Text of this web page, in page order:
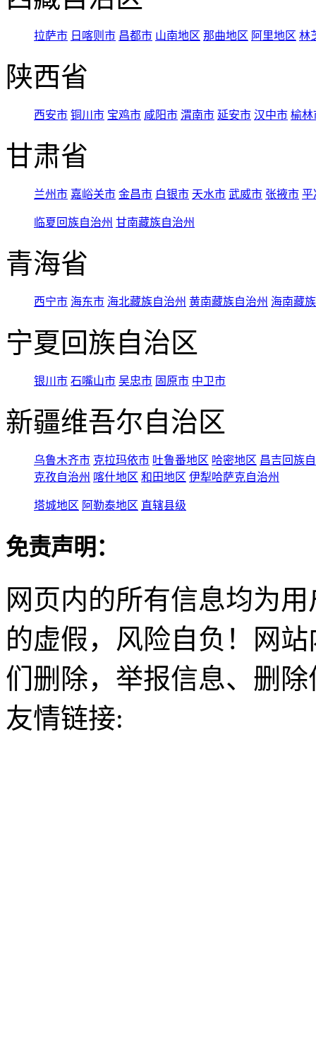
拉萨市 日喀则市 昌都市 山南地区 那曲地区 阿里地区 林
陕西省
西安市 铜川市 宝鸡市 咸阳市 渭南市 延安市 汉中市 榆林
甘肃省
兰州市 嘉峪关市 金昌市 白银市 天水市 武威市 张掖市 平
临夏回族自治州 甘南藏族自治州
青海省
西宁市 海东市 海北藏族自治州 黄南藏族自治州 海南藏
宁夏回族自治区
银川市 石嘴山市 吴忠市 固原市 中卫市
新疆维吾尔自治区
乌鲁木齐市 克拉玛依市 吐鲁番地区 哈密地区 昌吉回族
克孜自治州 喀什地区 和田地区 伊犁哈萨克自治州
塔城地区 阿勒泰地区 直辖县级
免责声明：
网页内的所有信息均为
的虚假，风险自负！网
们删除，举报信息、删
友情链接: